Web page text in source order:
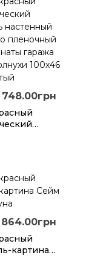
Картина
100х46
748.00грн
картина
864.00грн